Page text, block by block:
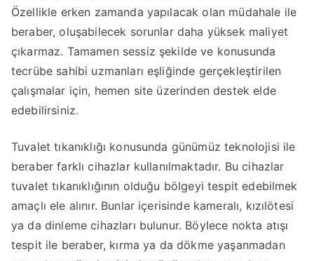
Özellikle erken zamanda yapılacak olan müdahale ile
beraber, oluşabilecek sorunlar daha yüksek maliyet
çıkarmaz. Tamamen sessiz şekilde ve konusunda
tecrübe sahibi uzmanları eşliğinde gerçekleştirilen
çalışmalar için, hemen site üzerinden destek elde
edebilirsiniz.
Tuvalet tıkanıklığı konusunda günümüz teknolojisi ile
beraber farklı cihazlar kullanılmaktadır. Bu cihazlar
tuvalet tıkanıklığının olduğu bölgeyi tespit edebilmek
amaçlı ele alınır. Bunlar içerisinde kameralı, kızılötesi
ya da dinleme cihazları bulunur. Böylece nokta atışı
tespit ile beraber, kırma ya da dökme yaşanmadan